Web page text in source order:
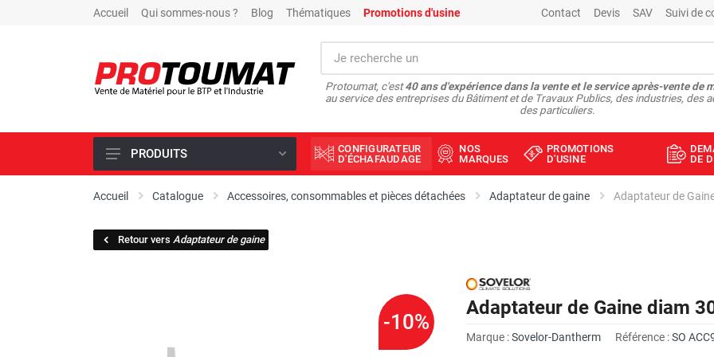
Accueil Qui sommes-nous ? Blog Thématiques Promotions d'usine Contact Devis SAV Suivi de
Protoumat, c'est40 ans d'expérience dans la vente et le service après-vente de
au service des entreprises du Bâtiment et de Travaux Publics, des industries, des
des particuliers.
PROMOTIONS D'USINE
SCIAGE ET FORAGE
MATÉRIEL DE COMPACTAGE
PRODUITS
CONFIGURATEUR
D'ÉCHAFAUDAGE
NOS
MARQUES
PROMOTIONS
D'USINE
DE
Accueil Catalogue Accessoires, consommables et pièces détachées Adaptateur de gaine Adaptateur de
Retour vers Adaptateur de gaine
-10%
Adaptateur de Gaine diam
Marque :Sovelor-Dantherm Référence :SO